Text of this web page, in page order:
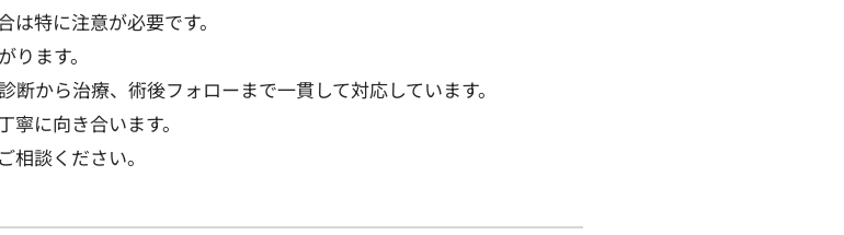
特に注意が必要です。
ります。
から治療、術後フォローまで一貫して対応しています。
に向き合います。
相談ください。